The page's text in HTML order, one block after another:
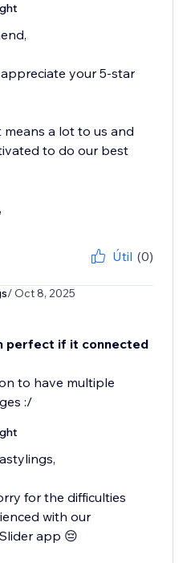
your 5-star
a lot to us and
to do our best
Útil (0)
/ Oct 8, 2025
perfect if it connected
to have multiple
:/
for the difficulties
with our
app 😔